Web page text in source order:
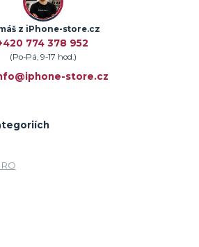
z iPhone-store.cz
774 378 952
(Po-Pá, 9-17 hod.)
store.cz